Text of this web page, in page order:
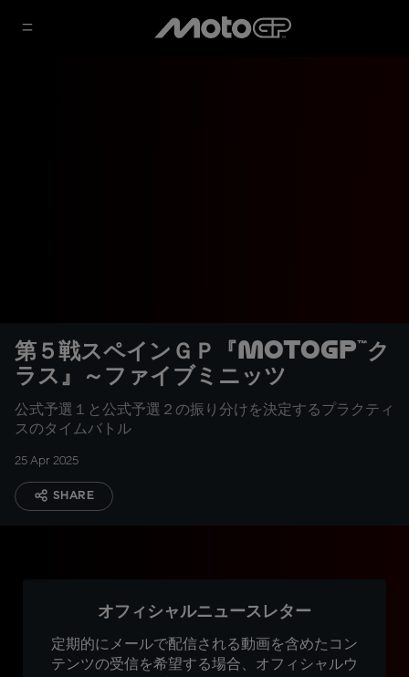
第５戦スペインＧＰ『MotoGP™ク
ラス』～ファイブミニッツ
公式予選１と公式予選２の振り分けを決定するプラクティ
スのタイムバトル
25 Apr 2025
SHARE
オフィシャルニュースレター
定期的にメールで配信される動画を含めたコン
テンツの受信を希望する場合、オフィシャルウ